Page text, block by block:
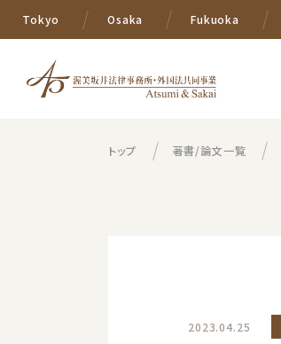
Tokyo Osaka Fukuoka
トップ 著書/論文一覧
2023.04.25